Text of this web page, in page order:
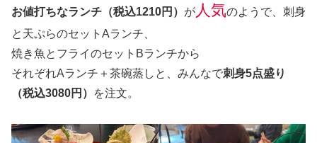
お値打ちなランチ（税込1210円） が 人気のようで、刺身
と天ぷらのセットAランチ、
焼き魚とフライのセットBランチから
それぞれAランチ＋茶碗蒸しと、みんなで刺身5点盛り
（税込3080円）
を注文。